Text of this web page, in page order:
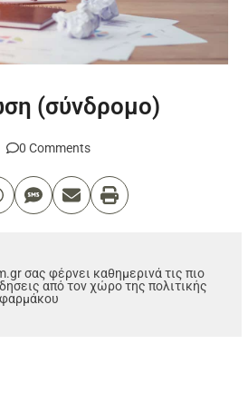
(σύνδρομο)
0 Comments
σας φέρνει καθημερινά τις πιο
από τον χώρο της πολιτικής
φαρμάκου